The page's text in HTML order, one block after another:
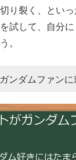
り裂く、といっ
試して、自分
。
ンダムファン